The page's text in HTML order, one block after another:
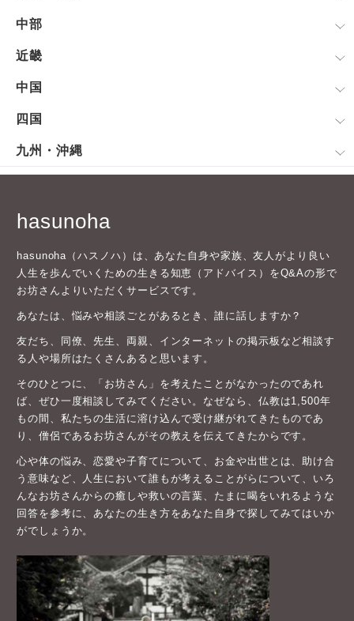
中部
近畿
中国
四国
九州・沖縄
hasunoha
hasunoha（ハスノハ）は、あなた自身や家族、友人がより良い
人生を歩んでいくための生きる知恵（アドバイス）をQ&Aの形で
お坊さんよりいただくサービスです。
あなたは、悩みや相談ごとがあるとき、誰に話しますか？
友だち、同僚、先生、両親、インターネットの掲示板など相談す
る人や場所はたくさんあると思います。
そのひとつに、「お坊さん」を考えたことがなかったのであれ
ば、ぜひ一度相談してみてください。なぜなら、仏教は1,500年
もの間、私たちの生活に溶け込んで受け継がれてきたものであ
り、僧侶であるお坊さんがその教えを伝えてきたからです。
心や体の悩み、恋愛や子育てについて、お金や出世とは、助け合
う意味など、人生において誰もが考えることがらについて、いろ
んなお坊さんからの癒しや救いの言葉、たまに喝をいれるような
回答を参考に、あなたの生き方をあなた自身で探してみてはいか
がでしょうか。